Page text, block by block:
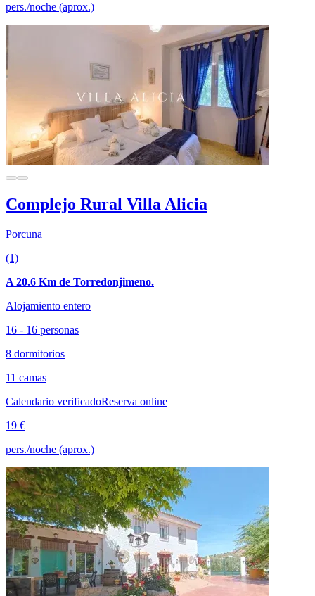
pers./noche (aprox.)
Complejo Rural Villa Alicia
Porcuna
(1)
A 20.6 Km de Torredonjimeno.
Alojamiento entero
16 - 16 personas
8 dormitorios
11 camas
Calendario verificadoReserva online
19 €
pers./noche (aprox.)